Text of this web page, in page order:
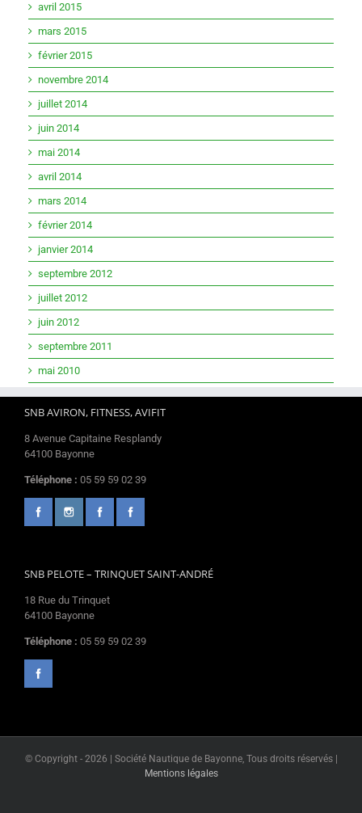
avril 2015
mars 2015
février 2015
novembre 2014
juillet 2014
juin 2014
mai 2014
avril 2014
mars 2014
février 2014
janvier 2014
septembre 2012
juillet 2012
juin 2012
septembre 2011
mai 2010
SNB AVIRON, FITNESS, AVIFIT
8 Avenue Capitaine Resplandy
64100 Bayonne
Téléphone : 05 59 59 02 39
SNB PELOTE – TRINQUET SAINT-ANDRÉ
18 Rue du Trinquet
64100 Bayonne
Téléphone : 05 59 59 02 39
© Copyright - 2026 | Société Nautique de Bayonne, Tous droits réservés |
Mentions légales